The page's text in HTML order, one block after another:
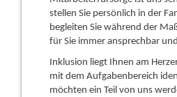
stellen Sie persönlich in der
begleiten Sie während der
für Sie immer ansprechbar
Inklusion liegt Ihnen am
mit dem Aufgabenbereich
möchten ein Teil von uns